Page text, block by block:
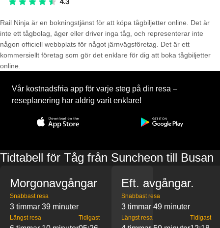
Rail Ninja är en bokningstjänst för att köpa tågbiljetter online. Det är
inte ett tågbolag, äger eller driver inga tåg, och representerar inte
någon officiell webbplats för något järnvägsföretag. Det är ett
kommersiellt företag som gör det enklare för dig att boka tågbiljetter
online.
Vår kostnadsfria app för varje steg på din resa –
reseplanering har aldrig varit enklare!
Tidtabell för Tåg från Suncheon till Busan
Morgonavgångar
Snabbast resa
3 timmar 39 minuter
Längst resa Tidigast
Eft. avgångar.
Snabbast resa
3 timmar 49 minuter
Längst resa Tidigast